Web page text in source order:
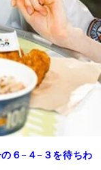
６−４−３を待ちわ